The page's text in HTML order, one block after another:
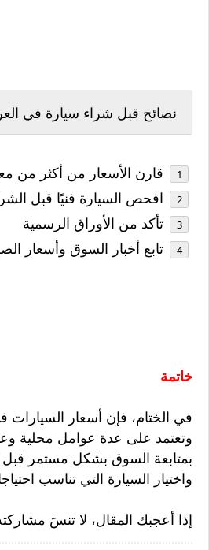
نصائح قبل شراء سيارة في
قارن الأسعار من أكثر من
افحص السيارة فنيًا قبل
تأكد من الأوراق الرسمية
تابع أخبار السوق وأسعار
خاتمة
في الختام، فإن أسعار السيارات
وتعتمد على عدة عوامل محلية
بمتابعة السوق بشكل مستمر قبل
واختيار السيارة التي تناسب
إذا أعجبك المقال، لا تنسَ